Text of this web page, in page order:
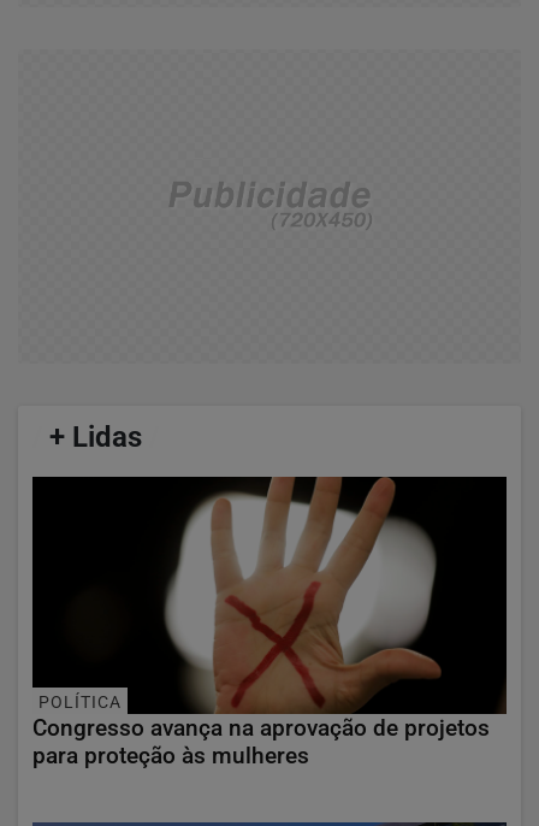
+ Lidas
POLÍTICA
Congresso avança na aprovação de projetos
para proteção às mulheres